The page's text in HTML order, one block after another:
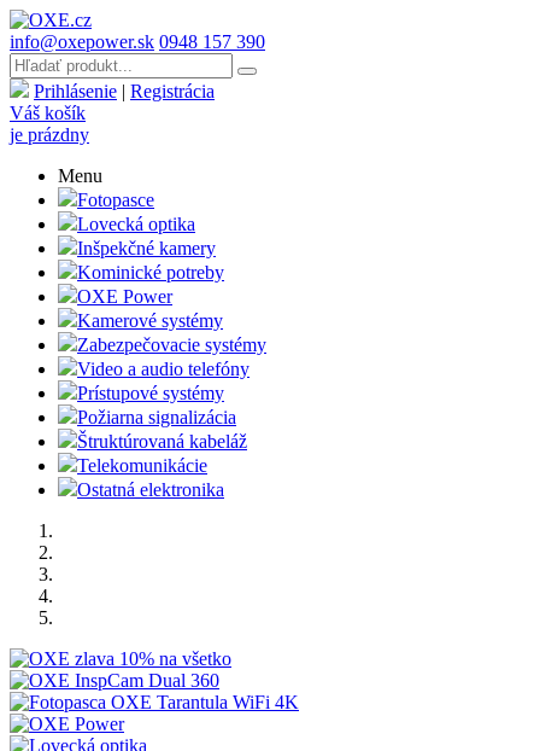
info@oxepower.sk 0948 157 390
Prihlásenie | Registrácia
Váš košík
je prázdny
Menu
Fotopasce
Lovecká optika
Inšpekčné kamery
Kominické potreby
OXE Power
Kamerové systémy
Zabezpečovacie systémy
Video a audio telefóny
Prístupové systémy
Požiarna signalizácia
Štruktúrovaná kabeláž
Telekomunikácie
Ostatná elektronika